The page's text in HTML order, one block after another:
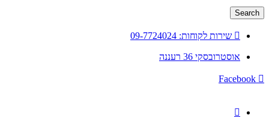
Search
שירות לקוחות: 09-7724024
אוסטרובסקי 36 רעננה
Facebook